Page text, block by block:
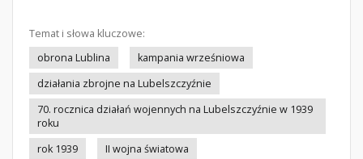
Temat i słowa kluczowe:
obrona Lublina
kampania wrześniowa
działania zbrojne na Lubelszczyźnie
70. rocznica działań wojennych na Lubelszczyźnie w 1939
roku
rok 1939
II wojna światowa